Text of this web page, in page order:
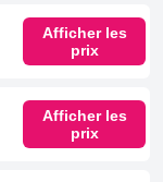
Afficher les
prix
Afficher les
prix